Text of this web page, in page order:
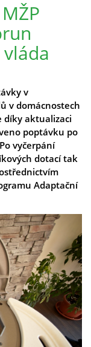
v
v domácnostech
díky aktualizaci
poptávku po
vyčerpání
dotací tak
Adaptační